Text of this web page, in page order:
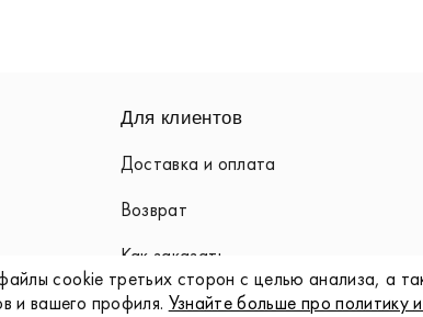
cookie третьих сторон с целью анализа, а
и вашего профиля. Узнайте больше про политику
Для клиентов
Доставка и оплата
Возврат
Как заказать
Карта лояльности